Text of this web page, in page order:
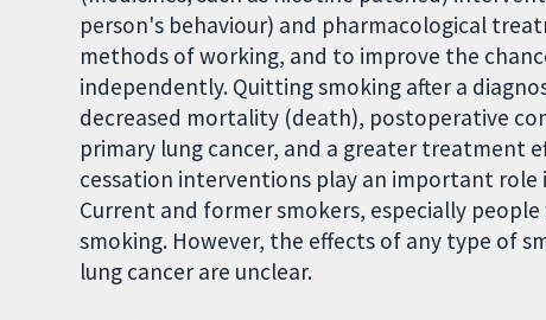
person's behaviour) and pharmacological
methods of working, and to improve the
independently. Quitting smoking after a
decreased mortality (death), postoperative
primary lung cancer, and a greater treatment
cessation interventions play an important
Current and former smokers, especially
smoking. However, the effects of any type of
lung cancer are unclear.